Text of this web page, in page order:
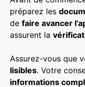
préparez les
de faire avancer
assurent la
Assurez-vous que
lisibles. Votre
informations